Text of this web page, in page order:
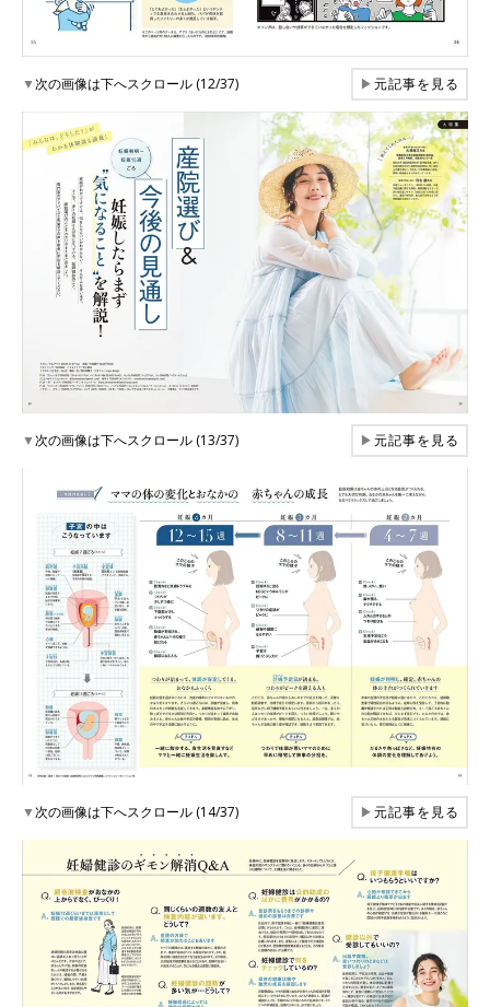
▼次の画像は下へスクロール (12/37) ▶元記事を見る
▼次の画像は下へスクロール (13/37) ▶元記事を見る
▼次の画像は下へスクロール (14/37) ▶元記事を見る